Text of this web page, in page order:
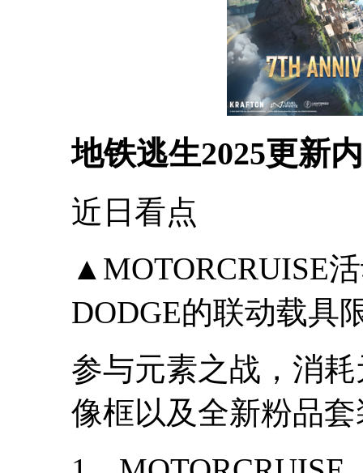
地铁逃生2025更新
近日看点
▲MOTORCRUISE
DODGE的联动载具
参与元素之战，消
像框以及全新粉品